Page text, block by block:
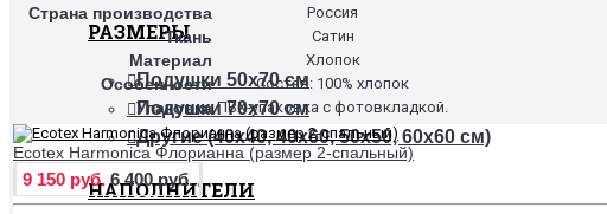
РАЗМЕРЫ
Подушки 50х70 см
Подушки 70х70 см
Другие (40х40, 40х60, 50х50, 60х60 см)
НАПОЛНИТЕЛИ
Страна производства Россия
Ткань Сатин
Материал Хлопок
Особенности Состав: 100% хлопок
Упаковка ПВХ-упаковка с фотовкладкой.
Ecotex Harmonica Флорианна (размер 2-спальный)
9 150 руб. 6 400 руб.